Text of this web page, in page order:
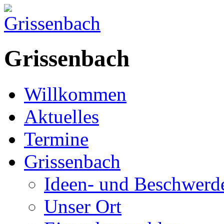
Grissenbach
Willkommen
Aktuelles
Termine
Grissenbach
Ideen- und
Unser Ort